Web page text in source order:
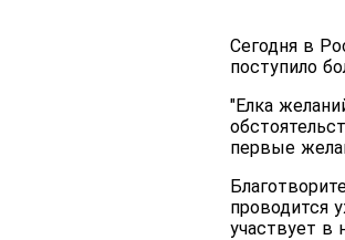
Сегодня в
поступило
"Елка
первые
проводится
участвует в